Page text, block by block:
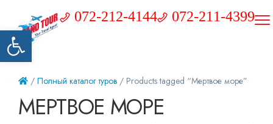
Открыть панель инструментов
072-212-4144 072-211-4399
/ Полный каталог туров / Products tagged “Мертвое море”
МЕРТВОЕ МОРЕ